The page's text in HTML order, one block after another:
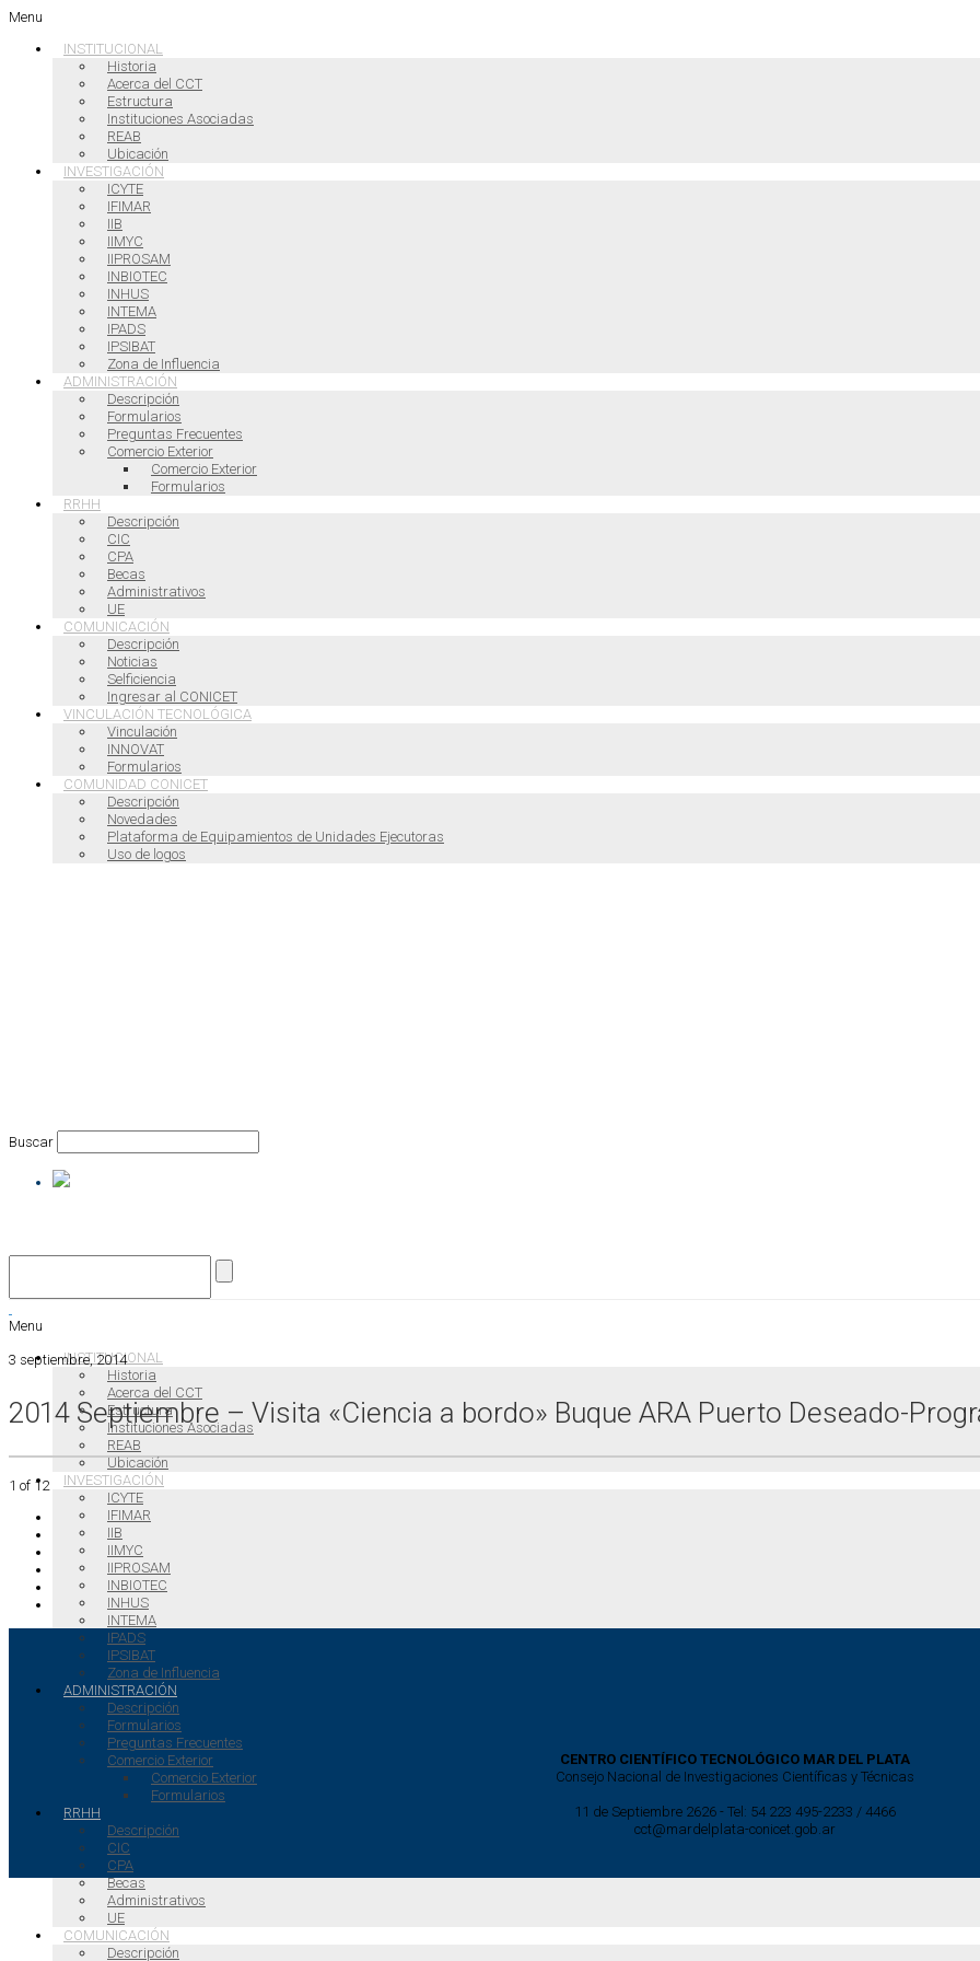
Menu
INSTITUCIONAL
Historia
Acerca del CCT
Estructura
Instituciones Asociadas
REAB
Ubicación
INVESTIGACIÓN
ICYTE
IFIMAR
IIB
IIMYC
IIPROSAM
INBIOTEC
INHUS
INTEMA
IPADS
IPSIBAT
Zona de Influencia
ADMINISTRACIÓN
Descripción
Formularios
Preguntas Frecuentes
Comercio Exterior
Comercio Exterior
Formularios
RRHH
Descripción
CIC
CPA
Becas
Administrativos
UE
COMUNICACIÓN
Descripción
Noticias
Selficiencia
Ingresar al CONICET
VINCULACIÓN TECNOLÓGICA
Vinculación
INNOVAT
Formularios
COMUNIDAD CONICET
Descripción
Novedades
Plataforma de Equipamientos de Unidades Ejecutoras
Uso de logos
Buscar
Menu
INSTITUCIONAL
Historia
Acerca del CCT
Estructura
Instituciones Asociadas
REAB
Ubicación
INVESTIGACIÓN
ICYTE
IFIMAR
IIB
IIMYC
IIPROSAM
INBIOTEC
INHUS
INTEMA
IPADS
IPSIBAT
Zona de Influencia
ADMINISTRACIÓN
Descripción
Formularios
Preguntas Frecuentes
Comercio Exterior
Comercio Exterior
Formularios
RRHH
Descripción
CIC
CPA
Becas
Administrativos
UE
COMUNICACIÓN
Descripción
3 septiembre, 2014
2014 Septiembre – Visita «Ciencia a bordo» Buque ARA Puerto Deseado-
1 of 12
CENTRO CIENTÍFICO TECNOLÓGICO MAR DEL PLATA
Consejo Nacional de Investigaciones Científicas y Técnicas
11 de Septiembre 2626 - Tel: 54 223 495-2233 / 4466
cct@mardelplata-conicet.gob.ar